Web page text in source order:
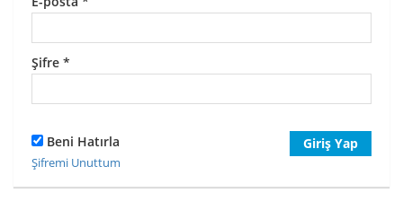
Şifre *
Beni Hatırla Giriş Yap
Şifremi Unuttum